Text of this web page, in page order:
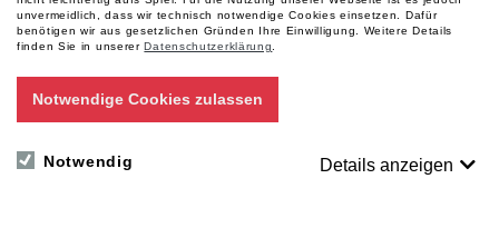
unvermeidlich, dass wir technisch notwendige Cookies einsetzen. Dafür
benötigen wir aus gesetzlichen Gründen Ihre Einwilligung.
Weitere Details
finden Sie in unsererDatenschutzerklärung
Notwendige Cookies zulassen
Notwendig Details anzeigen